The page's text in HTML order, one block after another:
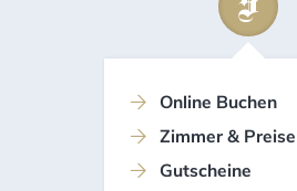
Online Buchen
Zimmer & Preise
Gutscheine